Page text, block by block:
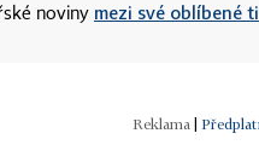
noviny mezi své oblíbené